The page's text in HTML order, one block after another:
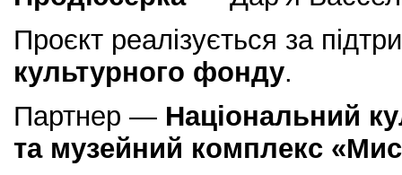
Проєкт реалізується за
культурного фонду.
Партнер — Національний
та музейний комплекс